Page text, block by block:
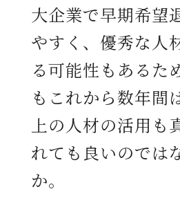
大企業で早期希望
やすく、優秀な人
る可能性もあるた
もこれから数年間
上の人材の活用も
れても良いのでは
か。